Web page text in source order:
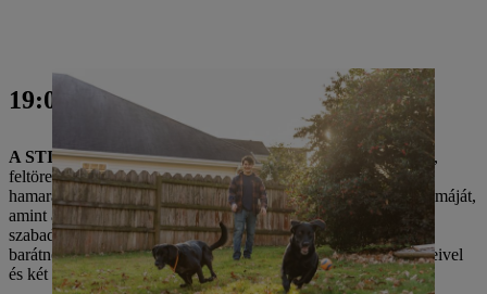
19:00
A STIHL Inc.KÉPZÉS a STIHL Inc.nem elég az ambiciózus,
feltörekvő mechatronikai mérnöknek. Ezért szeretné minél
hamarabb befejezni az Old Dominion Egyetemen az alapdiplomáját,
amint azt a képzés utáni műszakrendje lehetővé teszi. Bradley
szabadidejében gyűjti az erőt a sok feladathoz. Ezt az időt a
barátnőjével, az edzőteremben, a játékkonzoljával vagy a szüleivel
és két kutyájával, Arlóval és Bellával tölti.